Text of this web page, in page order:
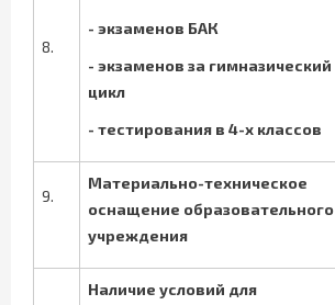
8.
- экзаменов БАК
- экзаменов за гимназический
цикл
- тестирования в 4-х классов
9.
Материально-техническое
оснащение образовательного
учреждения
Наличие условий для